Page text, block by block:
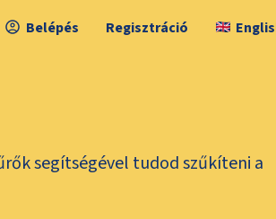
Belépés Regisztráció
segítségével tudod szűkíteni a